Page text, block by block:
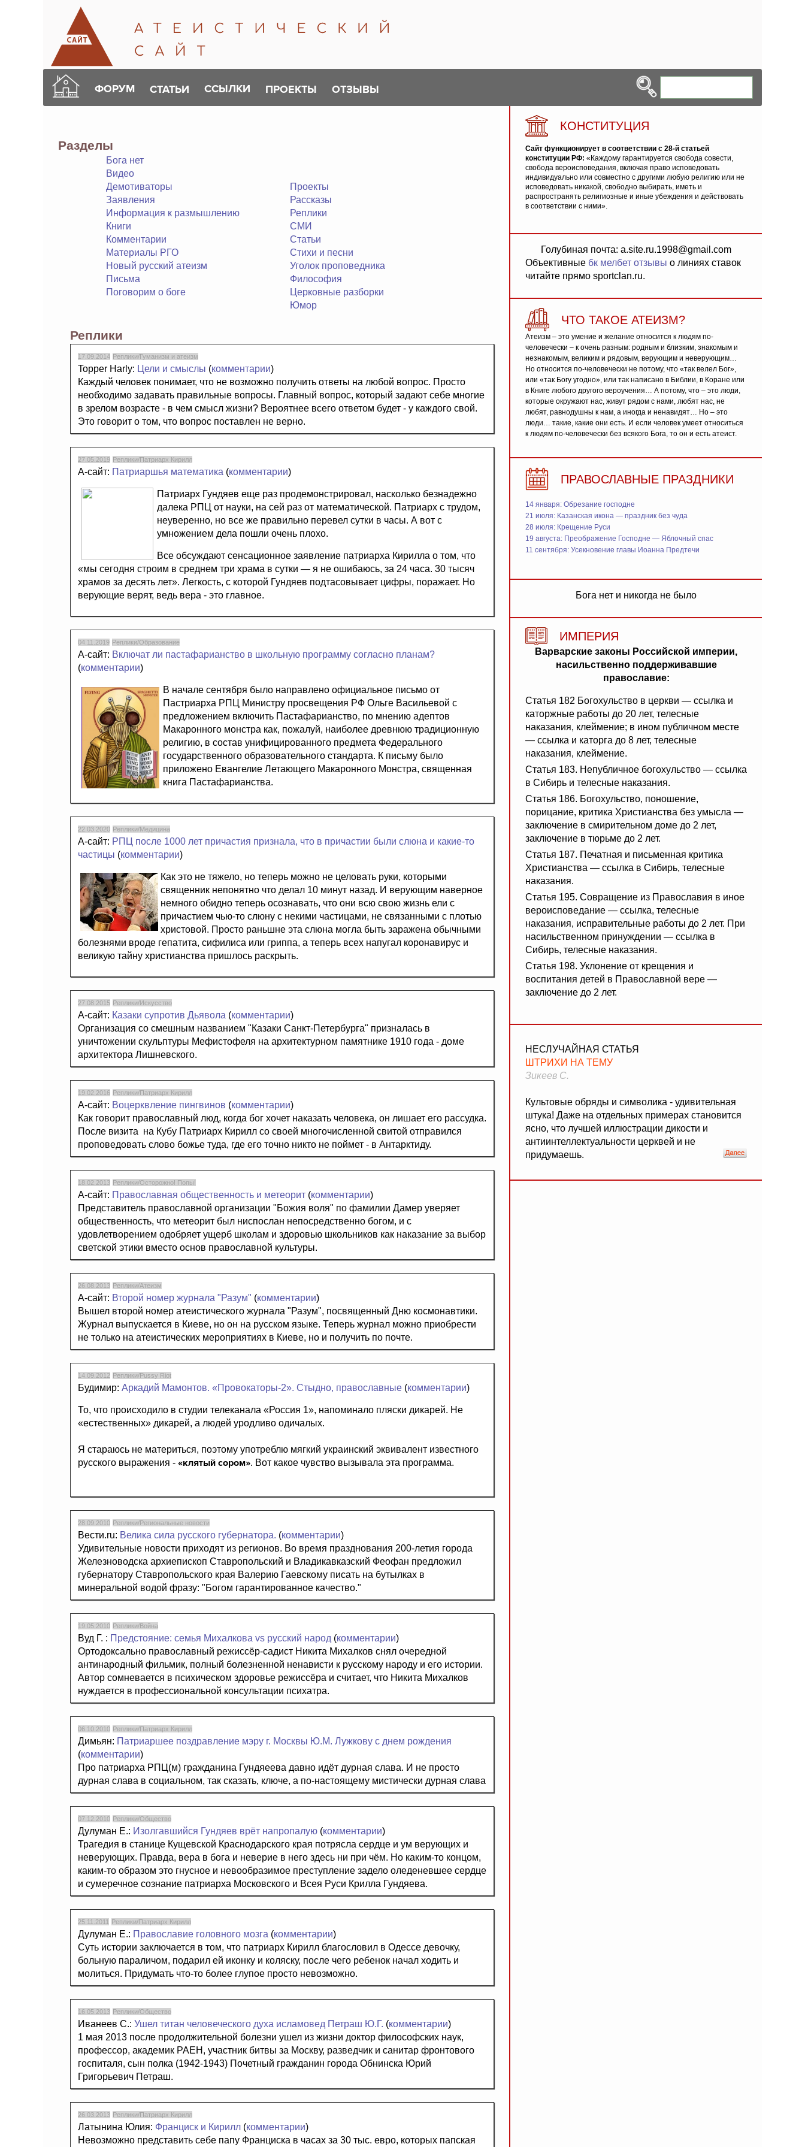
ФОРУМ СТАТЬИ ССЫЛКИ ПРОЕКТЫ ОТЗЫВЫ
Разделы
Бога нет
Видео
Демотиваторы
Заявления
Информация к размышлению
Книги
Комментарии
Материалы РГО
Новый русский атеизм
Письма
Поговорим о боге
Проекты
Рассказы
Реплики
СМИ
Статьи
Стихи и песни
Уголок проповедника
Философия
Церковные разборки
Юмор
Реплики
17.09.2014 Реплики/Гуманизм и атеизм
Topper Harly: Цели и смыслы (комментарии)
Каждый человек понимает, что не возможно получить ответы на любой вопрос. Просто
необходимо задавать правильные вопросы. Главный вопрос, который задают себе многие
в зрелом возрасте - в чем смысл жизни? Вероятнее всего ответом будет - у каждого свой.
Это говорит о том, что вопрос поставлен не верно.
27.05.2019 Реплики/Патриарх Кирилл
А-сайт: Патриаршья математика (комментарии)
Патриарх Гундяев еще раз продемонстрировал, насколько безнадежно
далека РПЦ от науки, на сей раз от математической. Патриарх с трудом,
неуверенно, но все же правильно перевел сутки в часы. А вот с
умножением дела пошли очень плохо.
Все обсуждают сенсационное заявление патриарха Кирилла о том, что
«мы сегодня строим в среднем три храма в сутки — я не ошибаюсь, за 24 часа. 30 тысяч
храмов за десять лет». Легкость, с которой Гундяев подтасовывает цифры, поражает. Но
верующие верят, ведь вера - это главное.
04.11.2019 Реплики/Образование
А-сайт: Включат ли пастафарианство в школьную программу согласно планам?
(комментарии)
В начале сентября было направлено официальное письмо от
Пастриарха РПЦ Министру просвещения РФ Ольге Васильевой с
предложением включить Пастафарианство, по мнению адептов
Макаронного монстра как, пожалуй, наиболее древнюю традиционную
религию, в состав унифицированного предмета Федерального
государственного образовательного стандарта. К письму было
приложено Евангелие Летающего Макаронного Монстра, священная
книга Пастафарианства.
22.03.2020 Реплики/Медицина
А-сайт: РПЦ после 1000 лет причастия признала, что в причастии были слюна и какие-то
частицы (комментарии)
Как это не тяжело, но теперь можно не целовать руки, которыми
священник непонятно что делал 10 минут назад. И верующим наверное
немного обидно теперь осознавать, что они всю свою жизнь ели с
причастием чью-то слюну с некими частицами, не связанными с плотью
христовой. Просто раньшне эта слюна могла быть заражена обычными
болезнями вроде гепатита, сифилиса или гриппа, а теперь всех напугал коронавирус и
великую тайну христианства пришлось раскрыть.
27.08.2015 Реплики/Искусство
А-сайт: Казаки супротив Дьявола (комментарии)
Организация со смешным названием "Казаки Санкт-Петербурга" призналась в
уничтожении скульптуры Мефистофеля на архитектурном памятнике 1910 года - доме
архитектора Лишневского.
19.02.2016 Реплики/Патриарх Кирилл
А-сайт: Воцерквление пингвинов (комментарии)
Как говорит православный люд, когда бог хочет наказать человека, он лишает его рассудка.
После визита на Кубу Патриарх Кирилл со своей многочисленной свитой отправился
проповедовать слово божье туда, где его точно никто не поймет - в Антарктиду.
18.02.2013 Реплики/Осторожно! Попы!
А-сайт: Православная общественность и метеорит (комментарии)
Представитель православной организации "Божия воля" по фамилии Дамер уверяет
общественность, что метеорит был ниспослан непосредственно богом, и с
удовлетворением одобряет ущерб школам и здоровью школьников как наказание за выбор
светской этики вместо основ православной культуры.
26.08.2013 Реплики/Атеизм
А-сайт: Второй номер журнала "Разум" (комментарии)
Вышел второй номер атеистического журнала "Разум", посвященный Дню космонавтики.
Журнал выпускается в Киеве, но он на русском языке. Теперь журнал можно приобрести
не только на атеистических мероприятиях в Киеве, но и получить по почте.
14.09.2012 Реплики/Pussy Riot
Будимир: Аркадий Мамонтов. «Провокаторы-2». Стыдно, православные (комментарии)
То, что происходило в студии телеканала «Россия 1», напоминало пляски дикарей. Не
«естественных» дикарей, а людей уродливо одичалых.
Я стараюсь не материться, поэтому употреблю мягкий украинский эквивалент известного
русского выражения - «клятый сором». Вот какое чувство вызывала эта программа.
28.09.2010 Реплики/Региональные новости
Вести.ru: Велика сила русского губернатора. (комментарии)
Удивительные новости приходят из регионов. Во время празднования 200-летия города
Железноводска архиепископ Ставропольский и Владикавказский Феофан предложил
губернатору Ставропольского края Валерию Гаевскому писать на бутылках в
минеральной водой фразу: "Богом гарантированное качество."
19.05.2010 Реплики/Война
Вуд Г. : Предстояние: семья Михалкова vs русский народ (комментарии)
Ортодоксально православный режиссёр-садист Никита Михалков снял очередной
антинародный фильмик, полный болезненной ненависти к русскому народу и его истории.
Автор сомневается в психическом здоровье режиссёра и считает, что Никита Михалков
нуждается в профессиональной консультации психатра.
06.10.2010 Реплики/Патриарх Кирилл
Димьян: Патриаршее поздравление мэру г. Москвы Ю.М. Лужкову с днем рождения
(комментарии)
Про патриарха РПЦ(м) гражданина Гундяеева давно идёт дурная слава. И не просто
дурная слава в социальном, так сказать, ключе, а по-настоящему мистически дурная слава
07.12.2010 Реплики/Общество
Дулуман Е.: Изолгавшийся Гундяев врёт напропалую (комментарии)
Трагедия в станице Кущевской Краснодарского края потрясла сердце и ум верующих и
неверующих. Правда, вера в бога и неверие в него здесь ни при чём. Но каким-то концом,
каким-то образом это гнусное и невообразимое преступление задело оледеневшее сердце
и сумеречное сознание патриарха Московского и Всея Руси Крилла Гундяева.
25.11.2011 Реплики/Патриарх Кирилл
Дулуман Е.: Православие головного мозга (комментарии)
Суть истории заключается в том, что патриарх Кирилл благословил в Одессе девочку,
больную параличом, подарил ей иконку и коляску, после чего ребенок начал ходить и
молиться. Придумать что-то более глупое просто невозможно.
16.05.2013 Реплики/Общество
Иванеев С.: Ушел титан человеческого духа исламовед Петраш Ю.Г. (комментарии)
1 мая 2013 после продолжительной болезни ушел из жизни доктор философских наук,
профессор, академик РАЕН, участник битвы за Москву, разведчик и санитар фронтового
госпиталя, сын полка (1942-1943) Почетный гражданин города Обнинска Юрий
Григорьевич Петраш.
26.03.2013 Реплики/Патриарх Кирилл
Латынина Юлия: Франциск и Кирилл (комментарии)
Невозможно представить себе папу Франциска в часах за 30 тыс. евро, которых папская
КОНСТИТУЦИЯ
Сайт функционирует в соответствии с 28-й статьей
конституции РФ: «Каждому гарантируется свобода совести,
свобода вероисповедания, включая право исповедовать
индивидуально или совместно с другими любую религию или не
исповедовать никакой, свободно выбирать, иметь и
распространять религиозные и иные убеждения и действовать
в соответствии с ними».
Голубиная почта: a.site.ru.1998@gmail.com
Объективные бк мелбет отзывы о линиях ставок
читайте прямо sportclan.ru.
ЧТО ТАКОЕ АТЕИЗМ?
Атеизм – это умение и желание относится к людям по-
человечески – к очень разным: родным и близким, знакомым и
незнакомым, великим и рядовым, верующим и неверующим…
Но относится по-человечески не потому, что «так велел Бог»,
или «так Богу угодно», или так написано в Библии, в Коране или
в Книге любого другого вероучения… А потому, что – это люди,
которые окружают нас, живут рядом с нами, любят нас, не
любят, равнодушны к нам, а иногда и ненавидят… Но – это
люди… такие, какие они есть. И если человек умеет относиться
к людям по-человечески без всякого Бога, то он и есть атеист.
ПРАВОСЛАВНЫЕ ПРАЗДНИКИ
14 января: Обрезание господне
21 июля: Казанская икона — праздник без чуда
28 июля: Крещение Руси
19 августа: Преображение Господне — Яблочный спас
11 сентября: Усекновение главы Иоанна Предтечи
Бога нет и никогда не было
ИМПЕРИЯ
Варварские законы Российской империи,
насильственно поддерживавшие
православие:
Статья 182 Богохульство в церкви — ссылка и
каторжные работы до 20 лет, телесные
наказания, клеймение; в ином публичном месте
— ссылка и каторга до 8 лет, телесные
наказания, клеймение.
Статья 183. Непубличное богохульство — ссылка
в Сибирь и телесные наказания.
Статья 186. Богохульство, поношение,
порицание, критика Христианства без умысла —
заключение в смирительном доме до 2 лет,
заключение в тюрьме до 2 лет.
Статья 187. Печатная и письменная критика
Христианства — ссылка в Сибирь, телесные
наказания.
Статья 195. Совращение из Православия в иное
вероисповедание — ссылка, телесные
наказания, исправительные работы до 2 лет. При
насильственном принуждении — ссылка в
Сибирь, телесные наказания.
Статья 198. Уклонение от крещения и
воспитания детей в Православной вере —
заключение до 2 лет.
НЕСЛУЧАЙНАЯ СТАТЬЯ
ШТРИХИ НА ТЕМУ
Зикеев С.
Культовые обряды и символика - удивительная
штука! Даже на отдельных примерах становится
ясно, что лучшей иллюстрации дикости и
антиинтеллектуальности церквей и не
придумаешь.